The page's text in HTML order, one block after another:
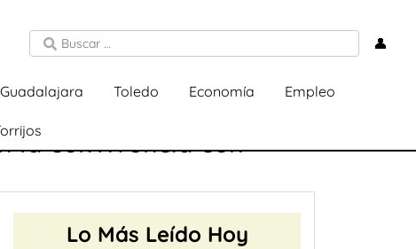
👤
Guadalajara Toledo Economía Empleo
la convivencia con
Lo Más Leído Hoy